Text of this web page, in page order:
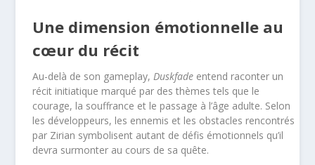
Une dimension émotionnelle au
cœur du récit
Au-delà de son gameplay,Duskfade entend raconter un
récit initiatique marqué par des thèmes tels que le
courage, la souffrance et le passage à l’âge adulte. Selon
les développeurs, les ennemis et les obstacles rencontrés
par Zirian symbolisent autant de défis émotionnels qu’il
devra surmonter au cours de sa quête.